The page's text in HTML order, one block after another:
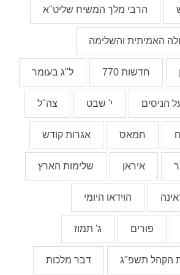
הרבי מלך המשיח שליט"א
האמיתית והשלימה
חדשות 770 ל"ג בעומר
הניסים י' שבט צה"ל
חמאס אגרות קודש
איראן שלימות הארץ
הוידאו היומי
פורים ג' תמוז
הקהל תשפ"ג דבר מלכות